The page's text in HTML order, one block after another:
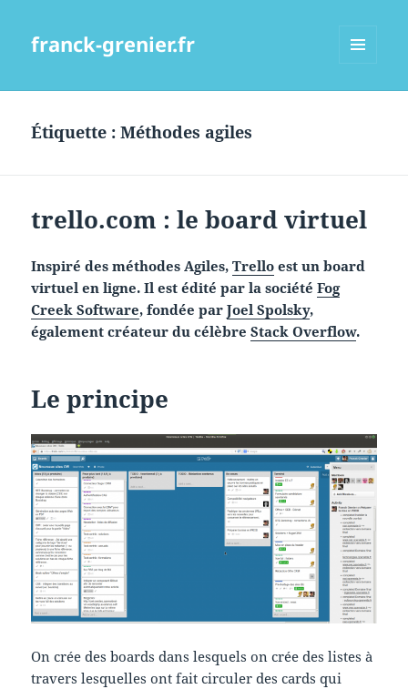
franck-grenier.fr
Étiquette :Méthodes agiles
trello.com : le board virtuel
Inspiré des méthodes Agiles,Trello est un board
virtuel en ligne. Il est édité par la sociétéFog
Creek Software, fondée parJoel Spolsky,
également créateur du célèbreStack Overflow.
Le principe
On crée des boards dans lesquels on crée des listes à
travers lesquelles ont fait circuler des cards qui